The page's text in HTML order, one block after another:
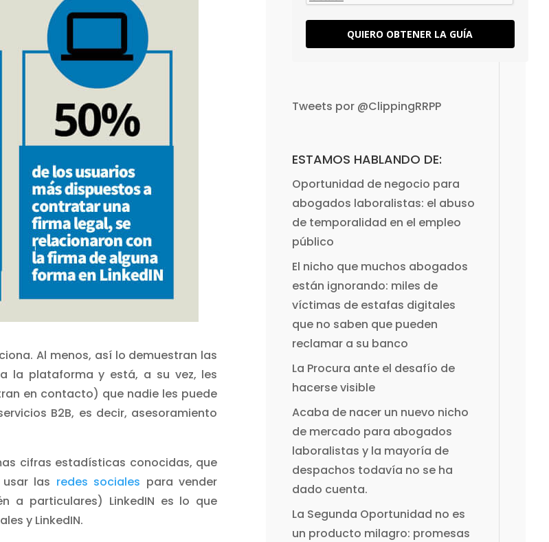
Al menos, así lo demuestran las
la plataforma y está, a su vez, les
en contacto) que nadie les puede
B2B, es decir, asesoramiento
cifras estadísticas conocidas, que
las redes sociales para vender
a particulares) LinkedIN es lo que
y LinkedIN.
QUIERO OBTENER LA GUÍA
Tweets por @ClippingRRPP
ESTAMOS HABLANDO DE:
Oportunidad de negocio para
abogados laboralistas: el abuso
de temporalidad en el empleo
público
El nicho que muchos abogados
están ignorando: miles de
víctimas de estafas digitales
que no saben que pueden
reclamar a su banco
La Procura ante el desafío de
hacerse visible
Acaba de nacer un nuevo nicho
de mercado para abogados
laboralistas y la mayoría de
despachos todavía no se ha
dado cuenta.
La Segunda Oportunidad no es
un producto milagro: promesas